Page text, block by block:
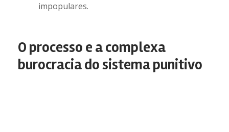
impopulares.
O processo e a complexa
burocracia do sistema punitivo